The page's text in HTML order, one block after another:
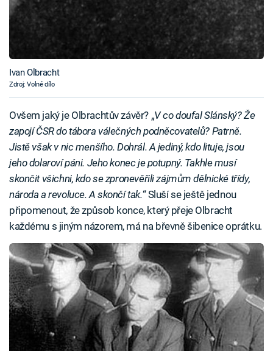
Ivan Olbracht
Zdroj: Volné dílo
Ovšem jaký je Olbrachtův závěr? „V co doufal Slánský? Že
zapojí ČSR do tábora válečných podněcovatelů? Patrně.
Jistě však v nic menšího. Dohrál. A jediný, kdo lituje, jsou
jeho dolaroví páni. Jeho konec je potupný. Takhle musí
skončit všichni, kdo se zpronevěřili zájmům dělnické třídy,
národa a revoluce. A skončí tak.“ Sluší se ještě jednou
připomenout, že způsob konce, který přeje Olbracht
každému s jiným názorem, má na břevně šibenice oprátku.